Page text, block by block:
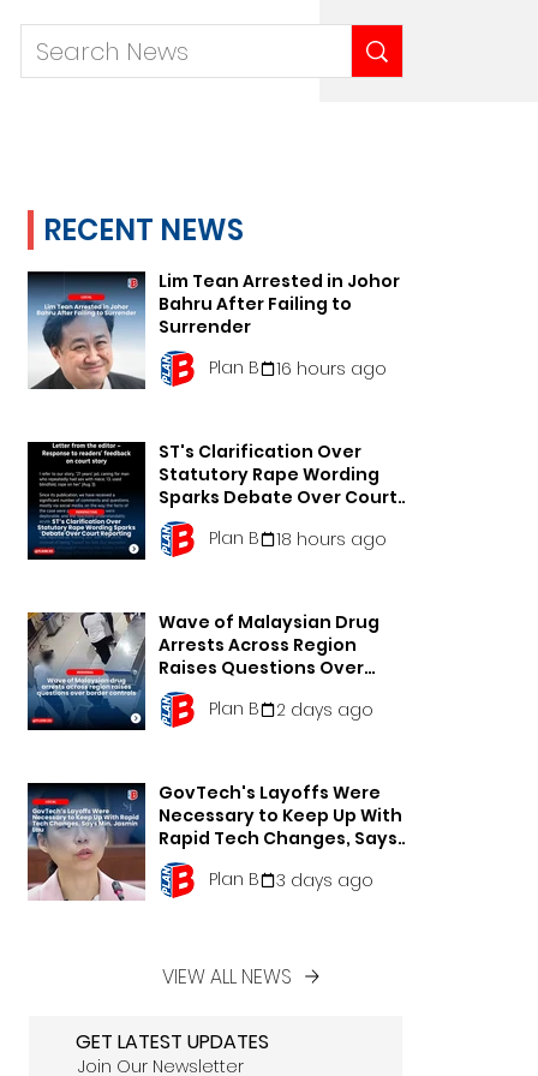
RECENT NEWS
Lim Tean Arrested in Johor
Bahru After Failing to
Surrender
Plan B
16 hours ago
ST's Clarification Over
Statutory Rape Wording
Sparks Debate Over Court
Reporting
Plan B 18 hours ago
Wave of Malaysian Drug
Arrests Across Region
Raises Questions Over
Border Controls
Plan B 2 days ago
GovTech's Layoffs Were
Necessary to Keep Up With
Rapid Tech Changes, Says
Min. Jasmin Lau
Plan B 3 days ago
VIEW ALL NEWS
GET LATEST UPDATES
Join Our Newsletter